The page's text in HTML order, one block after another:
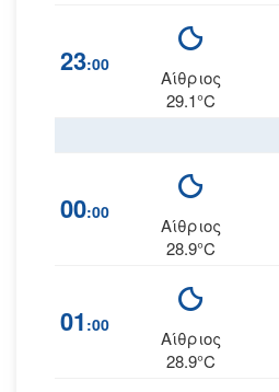
23:00
Αίθριος
29.1°C
00:00
Αίθριος
28.9°C
01 :00
Αίθριος
28.9°C